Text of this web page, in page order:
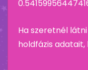
Ha szeretnél
holdfázis